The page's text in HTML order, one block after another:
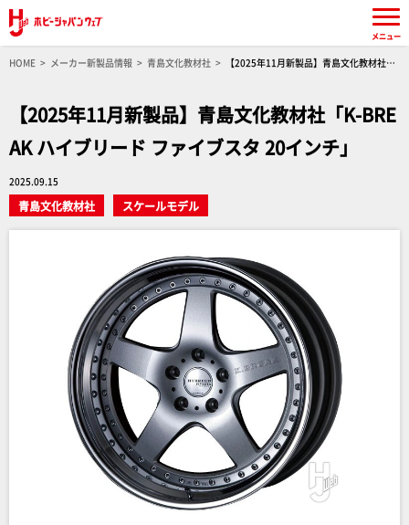
HOME メーカー新製品情報 青島文化教材社
【2025年11月新製品】青島文化教材社
【2025年11月新製品】青島文化教材社「K-BRE
AK ハイブリード ファイブスタ 20インチ」
2025.09.15
青島文化教材社 スケールモデル
メニュー